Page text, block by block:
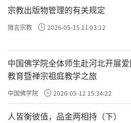
宗教出版物管理的有关规定
微言宗教 2026-05-15 11:03:12
中国佛学院全体师生赴河北开展
教育暨禅宗祖庭教学之旅
中国佛学院 2026-05-12 15:34:22
人皆衡彼值，品金两相持（下）